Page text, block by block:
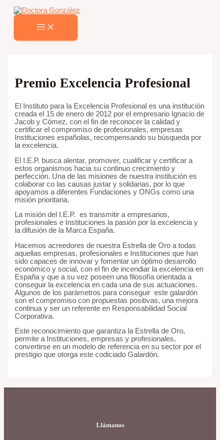
contenido
MENU
Premio Excelencia Profesional
El Instituto para la Excelencia Profesional es una institución
creada el 15 de enero de 2012 por el empresario Ignacio de
Jacob y Cómez, con el fin de reconocer la calidad y
certificar el compromiso de profesionales, empresas
Instituciones españolas, recompensando su búsqueda por
la excelencia.
El I.E.P. busca alentar, promover, cualificar y certificar a
estos organismos hacia su continuo crecimiento y
perfección. Una de las misiones de nuestra institución es
colaborar co las causas justar y solidarias, por lo que
apoyamos a diferentes Fundaciones y ONGs como una
misión prioritaria.
La misión del I.E.P. es transmitir a empresarios,
profesionales e Instituciones la pasión por la excelencia y
la difusión de la Marca España.
Hacemos acreedores de nuestra Estrella de Oro a todas
aquellas empresas, profesionales e Instituciones que han
sido capaces de innovar y fomentar un óptimo desarrollo
económico y social, con el fin de incendiar la excelencia en
España y que a su vez poseen una filosofía orientada a
conseguir la excelencia en cada una de sus actuaciones.
Algunos de los parámetros para conseguir este galardón
son el compromiso con propuestas positivas, una mejora
continua y ser un referente en Responsabilidad Social
Corporativa.
Este reconocimiento que garantiza la Estrella de Oro,
permite a Instituciones, empresas y profesionales,
convertirse en un modelo de referencia en su sector por el
prestigio que otorga este codiciado Galardón.
Llámanos